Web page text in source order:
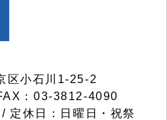
小石川1-25-2
：03-3812-4090
定休日：日曜日・祝祭